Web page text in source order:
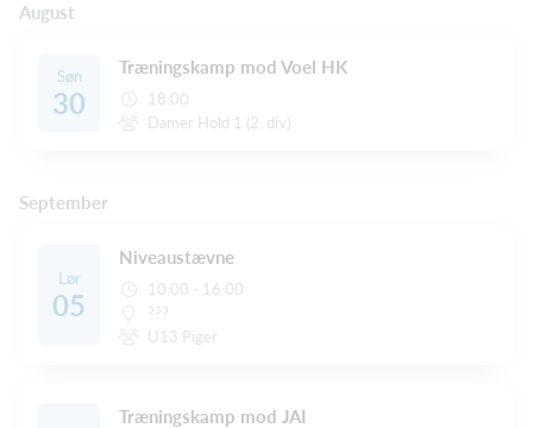
August
Søn
30
Træningskamp mod Voel HK
18:00
Damer Hold 1 (2. div)
September
Lør
05
Niveaustævne
10:00 - 16:00
???
U13 Piger
Træningskamp mod JAI